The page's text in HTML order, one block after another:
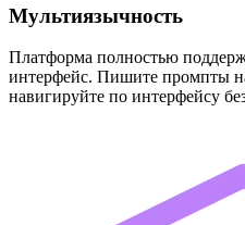
Мультиязычность
Платформа полностью
интерфейс. Пишите промпты
навигируйте по интерфейсу